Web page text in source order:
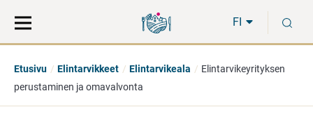
suoraan
sisältöön
koko
sivuston
FI
Etusivu Elintarvikkeet Elintarvikeala
Elintarvikeyrityksen
perustaminen ja omavalvonta